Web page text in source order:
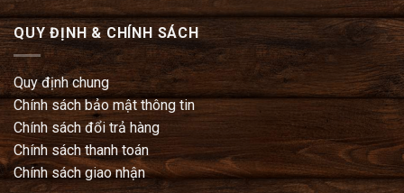
QUY ĐỊNH & CHÍNH SÁCH
Quy định chung
Chính sách bảo mật thông tin
Chính sách đổi trả hàng
Chính sách thanh toán
Chính sách giao nhận